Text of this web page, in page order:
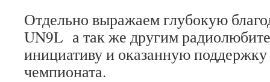
Отдельно выражаем глубокую
UN9L а так же другим
инициативу и оказанную
чемпионата.